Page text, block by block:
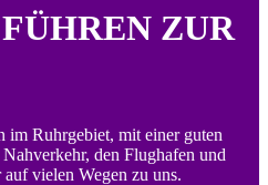
ZUR
im Ruhrgebiet, mit einer guten
den Flughafen und
vielen Wegen zu uns.